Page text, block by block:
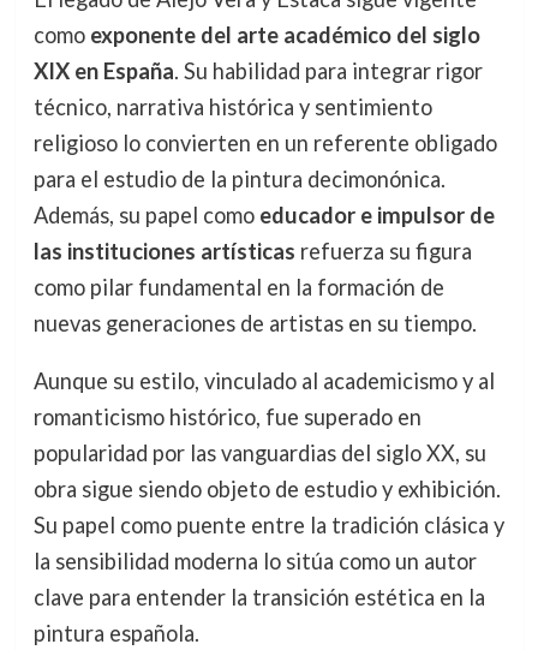
como exponente del arte académico del siglo
XIX en España. Su habilidad para integrar rigor
técnico, narrativa histórica y sentimiento
religioso lo convierten en un referente obligado
para el estudio de la pintura decimonónica.
Además, su papel como educador e impulsor de
las instituciones artísticas refuerza su figura
como pilar fundamental en la formación de
nuevas generaciones de artistas en su tiempo.
Aunque su estilo, vinculado al academicismo y al
romanticismo histórico, fue superado en
popularidad por las vanguardias del siglo XX, su
obra sigue siendo objeto de estudio y exhibición.
Su papel como puente entre la tradición clásica y
la sensibilidad moderna lo sitúa como un autor
clave para entender la transición estética en la
pintura española.